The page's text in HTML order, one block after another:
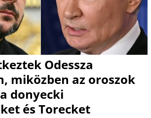
Odessza
miközben az oroszok
donyecki
és Torecket